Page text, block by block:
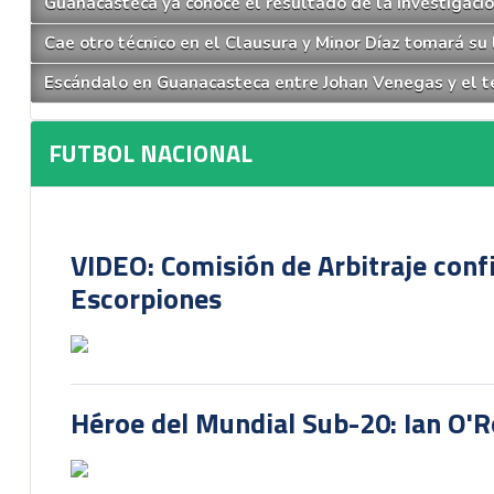
Cae otro técnico en el Clausura y Minor Díaz tomará
Escándalo en Guanacasteca entre Johan Venegas y el
FUTBOL NACIONAL
VIDEO: Comisión de Arbitraje
Escorpiones
Héroe del Mundial Sub-20: Ian